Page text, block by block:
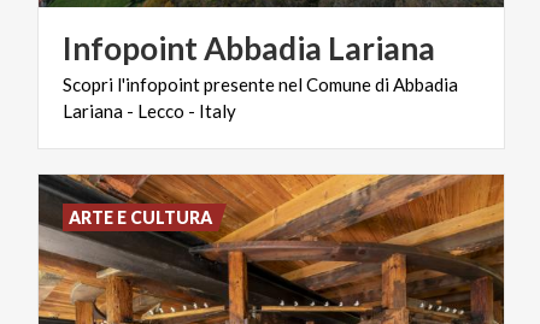
InfopointAbbadia Lariana
Scopri l'infopointpresentenelComunediAbbadia
Lariana - Lecco - Italy
ARTE E CULTURA